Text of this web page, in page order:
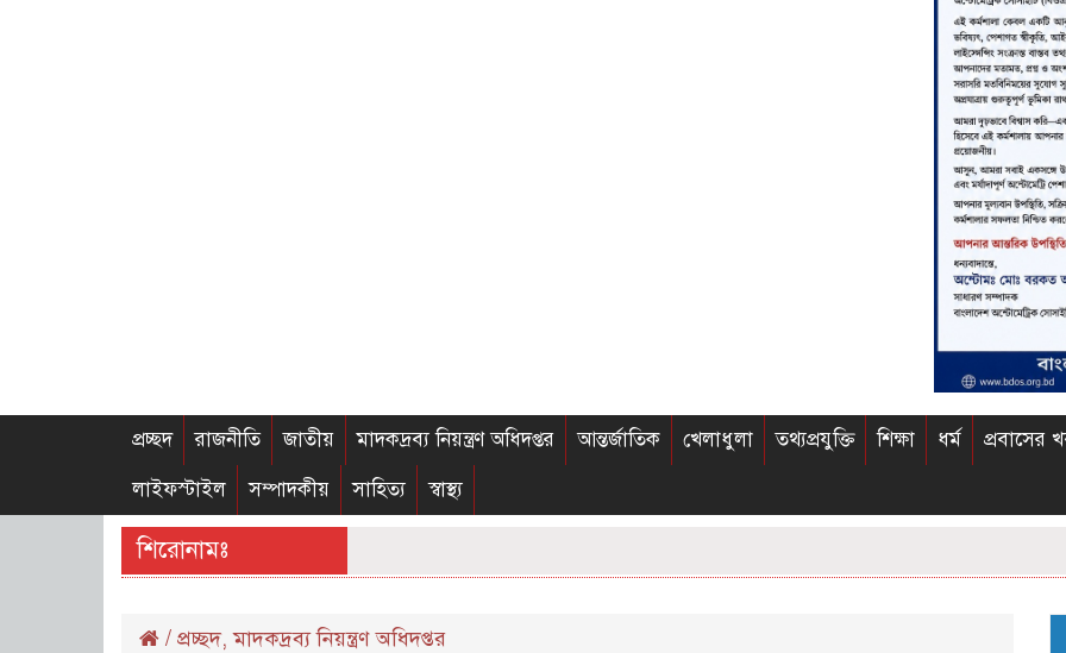
প্রচ্ছদ রাজনীতি জাতীয় মাদকদ্রব্য নিয়ন্ত্রণ অধিদপ্তর আন্তর্জাতিক খেলাধুলা তথ্যপ্রযুক্তি শিক্ষা ধর্ম প্রবাসের
লাইফস্টাইল
সম্পাদকীয় সাহিত্য স্বাস্থ্য
শিরোনামঃ
/ প্রচ্ছদ,মাদকদ্রব্য নিয়ন্ত্রণ অধিদপ্তর